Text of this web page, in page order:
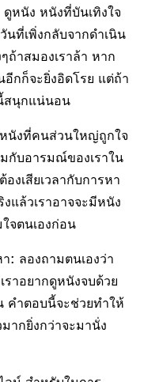
หนัง หนังที่บันเทิงใจ
นที่เพิ่งกลับจากดำเนิน
ถ้าสมองเราล้า หาก
กก็จะยิ่งอิดโรย แต่ถ้า
สนุกแน่นอน
นังที่คนส่วนใหญ่ถูกใจ
กับอารมณ์ของเราใน
งเสียเวลากับการหา
แล้วเราอาจจะมีหนัง
จตนเองก่อน
: ลองถามตนเองว่า
าอยากดูหนังจบด้วย
คำตอบนี้จะช่วยทำให้
ากยิ่งกว่าจะมานั่ง